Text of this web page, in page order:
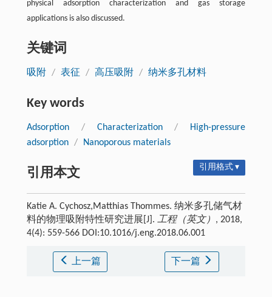
physical adsorption characterization and gas storage
applications is also discussed.
关键词
吸附 / 表征 / 高压吸附 / 纳米多孔材料
Key words
Adsorption / Characterization /
High-pressure
adsorption / Nanoporous materials
引用本文 引用格式 ▾
Katie A. Cychosz,Matthias Thommes. 纳米多孔储气材
料的物理吸附特性研究进展[J]. 工程（英文） , 2018,
4(4): 559-566 DOI:10.1016/j.eng.2018.06.001
上一篇 下一篇